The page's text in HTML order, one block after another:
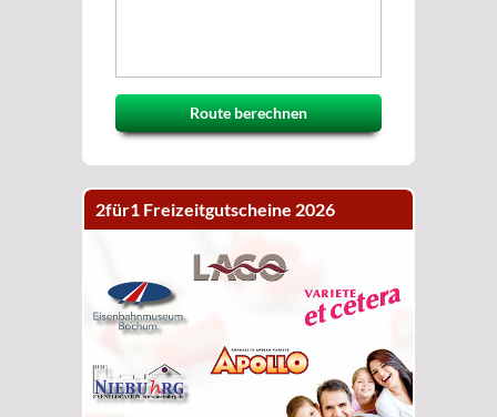
Route berechnen
2für1 Freizeitgutscheine 2026